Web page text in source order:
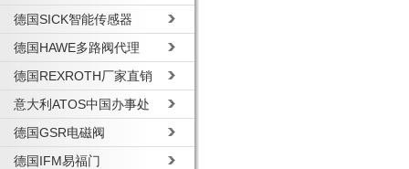
德国SICK智能传感器
德国HAWE多路阀代理
德国REXROTH厂家直销
意大利ATOS中国办事处
德国GSR电磁阀
德国IFM易福门